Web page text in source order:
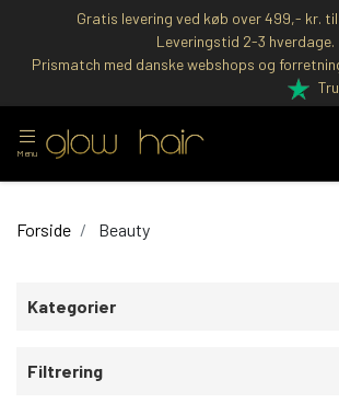
Gratis levering ved køb over 499,- kr.
Leveringstid 2-3 hverdage.
Prismatch med danske webshops og
Menu
Forside Beauty
Kategorier
Filtrering